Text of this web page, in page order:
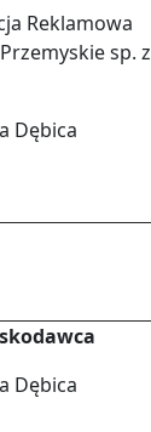
Reklamowa
sp. z
Dębica
Dębica